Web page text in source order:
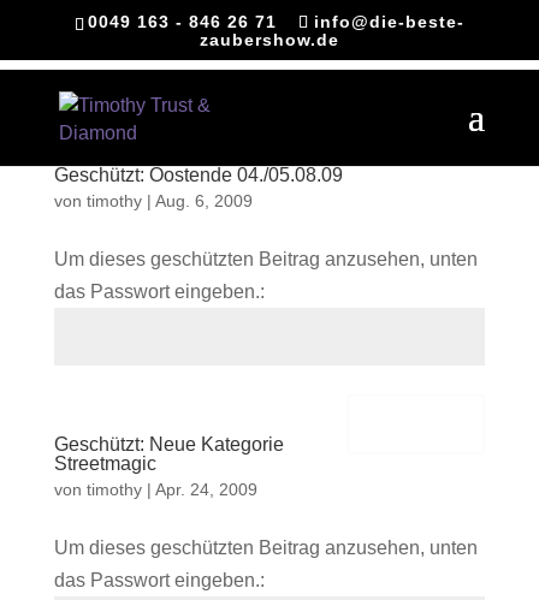
0049 163 - 846 26 71
info@die-beste-
zaubershow.de
Geschützt: Oostende 04./05.08.09
von timothy| Aug. 6, 2009
Um dieses geschützten Beitrag anzusehen, unten
das Passwort eingeben.:
Geschützt: Neue Kategorie
Streetmagic
von timothy| Apr. 24, 2009
Um dieses geschützten Beitrag anzusehen, unten
das Passwort eingeben.: